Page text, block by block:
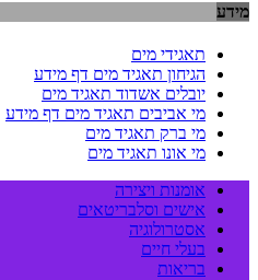
מידע
תאגידי מים
הגיחון תאגיד מים דף מידע
יובלים אשדוד תאגיד מים
מי אביבים תאגיד מים דף מידע
מי ברק תאגיד מים
מי אונו תאגיד מים
אומנות ויצירה
אישים וסלבריטאים
אסטרולוגיה
בעלי חיים
בריאות